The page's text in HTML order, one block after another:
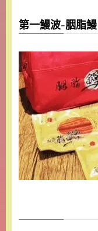
第一鰻波-胭脂鰻